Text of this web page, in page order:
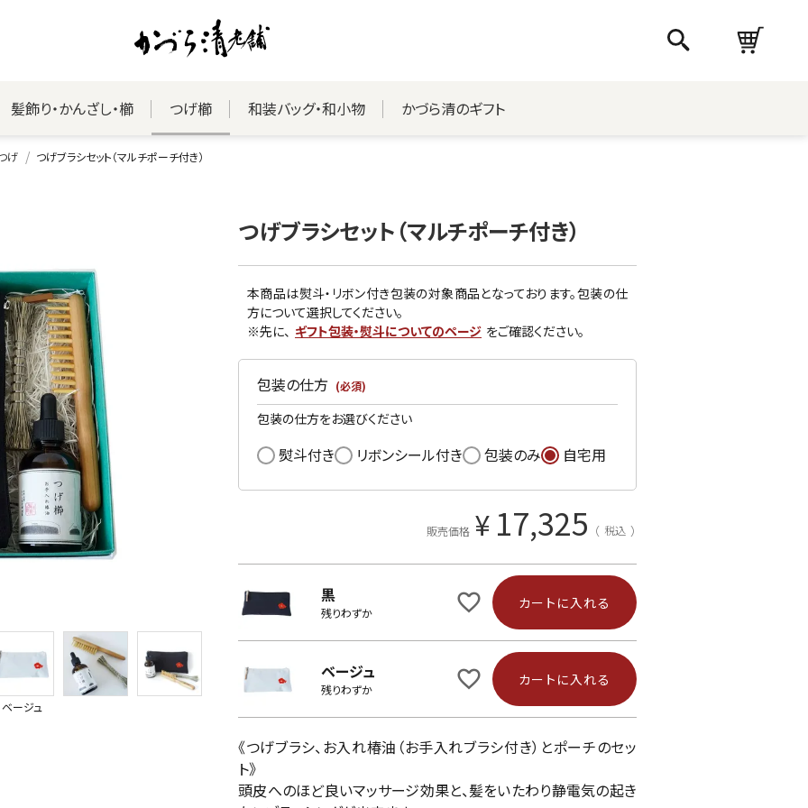
髪飾り・かんざし・櫛 つげ櫛 和装バッグ・和小物 かづら清のギフト
げ つげブラシセット（マルチポーチ付き）
ベージュ
つげブラシセット（マルチポーチ付き）
本商品は熨斗・リボン付き包装の対象商品となっております。包装の仕
方について選択してください。
※先に、 ギフト包装・熨斗についてのページ をご確認ください。
包装の仕方 (必須)
包装の仕方をお選びください
熨斗付き リボンシール付き 包装のみ 自宅用
販売価格 ¥ 17,325 税込
黒
残りわずか
カートに入れる
ベージュ
残りわずか
カートに入れる
《つげブラシ、お入れ椿油（お手入れブラシ付き）とポーチのセッ
ト》
頭皮へのほど良いマッサージ効果と、髪をいたわり静電気の起き